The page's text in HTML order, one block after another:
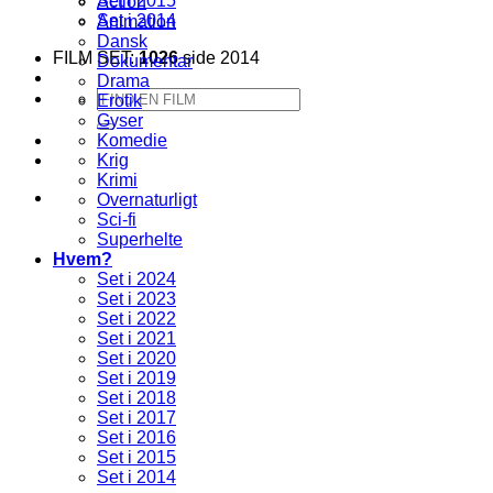
Set i 2014
FILM SET:1026side 2014
Søg
efter:
Animation
Dansk
Dokumentar
Drama
Erotik
Gyser
Komedie
Krig
Krimi
Overnaturligt
Sci-fi
Superhelte
Hvem?
Set i 2024
Set i 2023
Set i 2022
Set i 2021
Set i 2020
Set i 2019
Set i 2018
Set i 2017
Set i 2016
Set i 2015
Set i 2014